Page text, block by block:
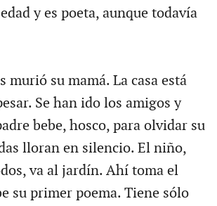
y es poeta, aunque todavía
murió su mamá. La casa está
Se han ido los amigos y
bebe, hosco, para olvidar su
lloran en silencio. El niño,
va al jardín. Ahí toma el
su primer poema. Tiene sólo